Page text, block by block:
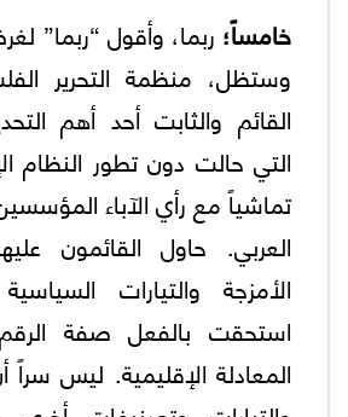
خامساً؛ ربما، وأقول “ربما”
وستظل، منظمة التحرير
القائم والثابت أحد أهم
التي حالت دون تطور النظام
تماشياً مع رأي الآباء
العربي. حاول القائمون
الأمزجة والتيارات
استحقت بالفعل صفة
المعادلة الإقليمية. ليس سراً